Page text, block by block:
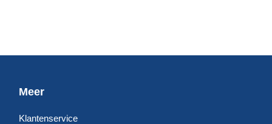
Meer
Klantenservice